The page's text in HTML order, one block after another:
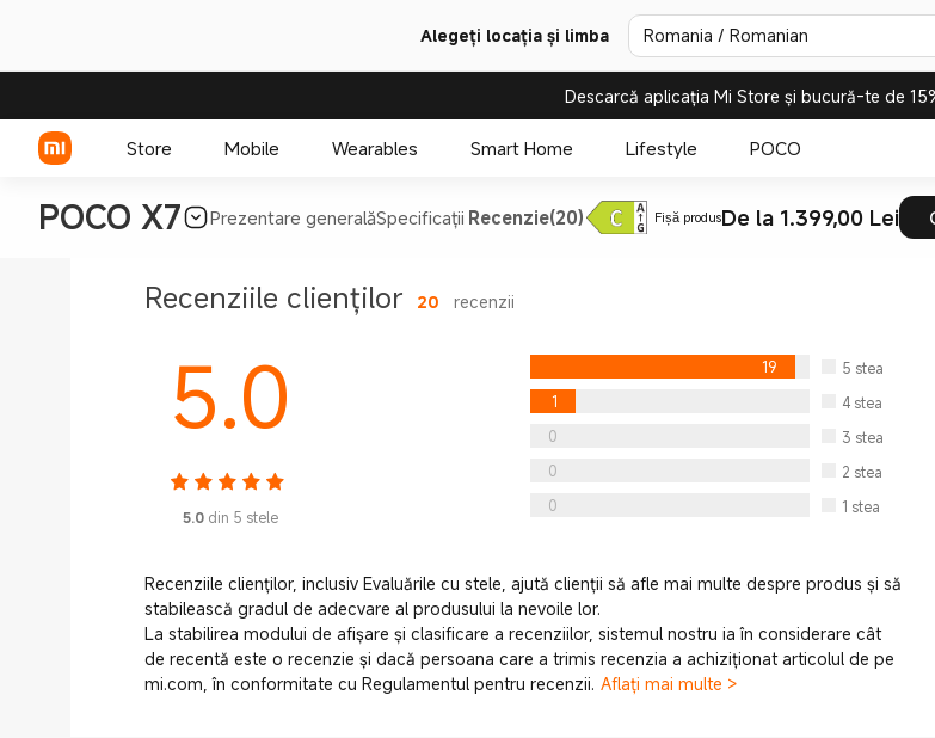
Alegeți locația și limba Romania / Romanian
Descarcă aplicația Mi Store și bucură-te de
Store Mobile
Accesorii de Telefoane
Wearables Smart Home Lifestyle POCO
POCO X7 Prezentare generalăSpecificații Recenzie(20) Fișă produsDe la 1.399,00 Lei
Recenziile clienților 20 recenzii
5.0
5.0 din 5 stele
19 5 stea
1
4 stea
0
3 stea
0
2 stea
0
1 stea
Recenziile clienților, inclusiv Evaluările cu stele, ajută clienții să afle mai multe despre produs și să
stabilească gradul de adecvare al produsului la nevoile lor.
La stabilirea modului de afișare și clasificare a recenziilor, sistemul nostru ia în considerare cât
de recentă este o recenzie și dacă persoana care a trimis recenzia a achiziționat articolul de pe
mi.com, în conformitate cu Regulamentul pentru recenzii. Aflați mai multe >